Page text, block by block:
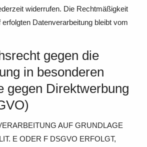
widerrufen. Die Rechtmäßigkeit
Datenverarbeitung bleibt vom
gegen die
in besonderen
gegen Direktwerbung
AUF GRUNDLAGE
E ODER F DSGVO ERFOLGT,